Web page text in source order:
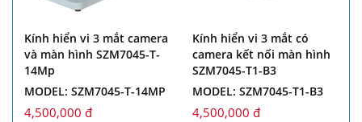
Kính hiển vi 3 mắt camera
và màn hình SZM7045-T-
14Mp
MODEL: SZM7045-T-14MP
4,500,000 đ
Kính hiển vi 3 mắt có
camera kết nối màn hình
SZM7045-T1-B3
MODEL: SZM7045-T1-B3
4,500,000 đ